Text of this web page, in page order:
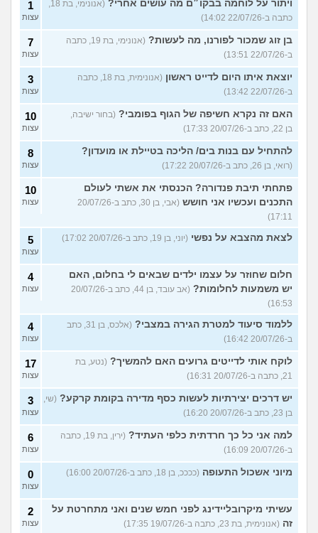
ויתור על לוחמה בבקו״ם מה עושים אחרי?
(אנונימי, בת 18,
כתבה ב-22/07/26 14:02)
1
עצות
בן זוג שמכור לפורנו, מה לעשות?
(אנונימי, בת 19, כתבה
ב-22/07/26 13:51)
7
עצות
יוצאת איתו היום לדייט ראשון
(אנונימית, בת 18, כתבה
ב-22/07/26 13:42)
3
עצות
האם זה נקרא חשיפה של הגוף בפומבי? (בחור ישיבה,
בן 22, כתב ב-20/07/26 17:33)
10
עצות
להתחיל עם בנות בים/ הליכה בטיילת או מועדון?
(רואי, בן 26, כתב ב-20/07/26 17:22)
8
עצות
פתחתי תיבת פנדורה? הכנסתי את אשתי לעולם
התכנים ועכשיו אני חושש
(אבי, בן 30, כתב ב-20/07/26
17:11)
10
עצות
לצאת מהצבא על נפשי (יוני, בן 19, כתב ב-20/07/26 17:02) 5
עצות
חלום שחוזר על עצמו ילדים שבאים לי בחלום, האם
יש משמעות לחלומות?
(אב עובד, בן 44, כתב ב-20/07/26
16:53)
4
עצות
ללמוד סיעוד למטרת הגירה במצבי?
(אלכס, בן 31, כתב
ב-20/07/26 16:42)
4
עצות
לוקח אותי לדייטים גרועים האם להמשיך? (נטע, בת
21, כתבה ב-20/07/26 16:31)
17
עצות
יש דרכים יצירתיות לעשות כסף מדירה בקומת קרקע? (שי,
בן 23, כתב ב-20/07/26 16:20)
3
עצות
למה אני כל כך חרדתית כלפי העתיד?
(ירין, בת 19, כתבה
ב-20/07/26 16:09)
6
עצות
מיוני אשכול התעופה (ככככ, בן 18, כתב ב-20/07/26 16:00) 0
עצות
עשיתי מיקרובליידינג לפני חמש שנים ואני מתחרטת על
זה (אנונימית, בת 23, כתבה ב-19/07/26 17:35)
2
עצות